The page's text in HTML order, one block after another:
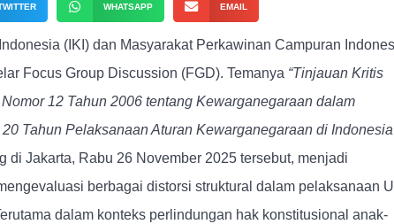
WHATSAPP EMAIL
(IKI) dan Masyarakat Perkawinan Campuran
Focus Group Discussion (FGD). Temanya “Tinjauan Kritis
12 Tahun 2006 tentang Kewarganegaraan dalam
Tahun Pelaksanaan Aturan Kewarganegaraan di
di Jakarta, Rabu 26 November 2025 tersebut, menjadi
berbagai distorsi struktural dalam pelaksanaan
dalam konteks perlindungan hak konstitusional anak-